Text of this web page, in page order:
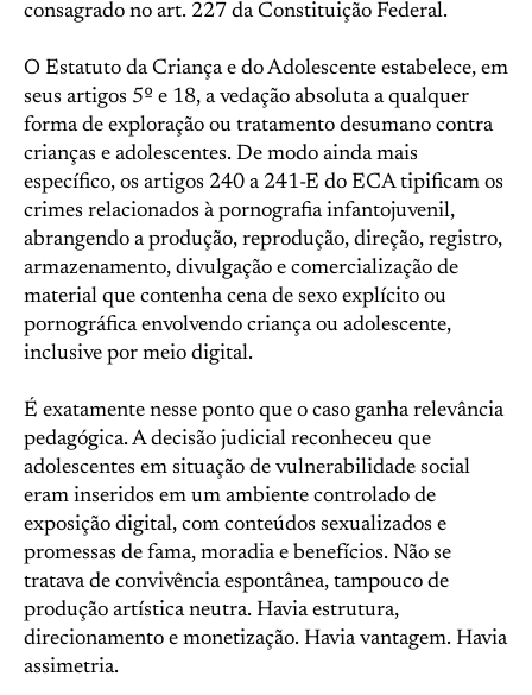
consagrado no art. 227 da Constituição Federal.
O Estatuto da Criança e do Adolescente estabelece, em
seus artigos 5º e 18, a vedação absoluta a qualquer
forma de exploração ou tratamento desumano contra
crianças e adolescentes. De modo ainda mais
específico, os artigos 240 a 241-E do ECA tipificam os
crimes relacionados à pornografia infantojuvenil,
abrangendo a produção, reprodução, direção, registro,
armazenamento, divulgação e comercialização de
material que contenha cena de sexo explícito ou
pornográfica envolvendo criança ou adolescente,
inclusive por meio digital.
É exatamente nesse ponto que o caso ganha relevância
pedagógica. A decisão judicial reconheceu que
adolescentes em situação de vulnerabilidade social
eram inseridos em um ambiente controlado de
exposição digital, com conteúdos sexualizados e
promessas de fama, moradia e benefícios. Não se
tratava de convivência espontânea, tampouco de
produção artística neutra. Havia estrutura,
direcionamento e monetização. Havia vantagem. Havia
assimetria.